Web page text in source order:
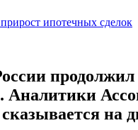
Аналитики